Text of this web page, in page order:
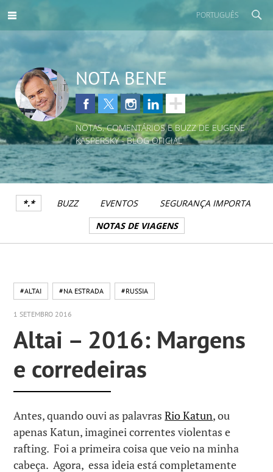
PORTUGUÊS
NOTA BENE
NOTAS, COMENTÁRIOS E BUZZ DE EUGENE
KASPERSKY - BLOG OFICIAL
*.* BUZZ EVENTOS
SEGURANÇA IMPORTA
NOTAS DE VIAGENS
#ALTAI #NA ESTRADA #RUSSIA
1 SETEMBRO 2016
Altai – 2016: Margens
e corredeiras
Antes, quando ouvi as palavrasRio Katun, ou
apenas Katun, imaginei correntes violentas e
rafting. Foi a primeira coisa que veio na minha
cabeça. Agora, essa ideia está completamente